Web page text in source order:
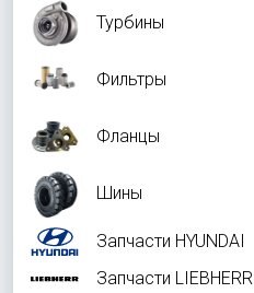
Турбины
Фильтры
Фланцы
Шины
Запчасти HYUNDAI
Запчасти LIEBHERR